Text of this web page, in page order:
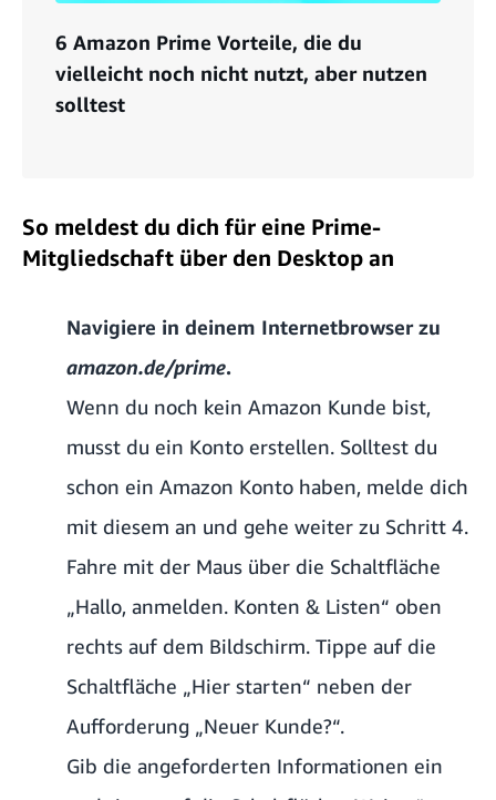
6 Amazon Prime Vorteile, die du
vielleicht noch nicht nutzt, aber nutzen
solltest
So meldest du dich für eine Prime-
Mitgliedschaft über den Desktop an
Navigiere in deinem Internetbrowser zu
amazon.de/prime.
Wenn du noch kein Amazon Kunde bist,
musst du ein Konto erstellen. Solltest du
schon ein Amazon Konto haben, melde dich
mit diesem an und gehe weiter zu Schritt 4.
Fahre mit der Maus über die Schaltfläche
„Hallo, anmelden. Konten & Listen“ oben
rechts auf dem Bildschirm. Tippe auf die
Schaltfläche „Hier starten“ neben der
Aufforderung „Neuer Kunde?“.
Gib die angeforderten Informationen ein